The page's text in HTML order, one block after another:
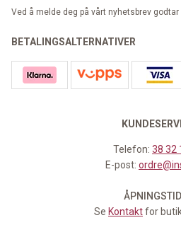
Ved å melde deg på vårt nyhetsbrev godtar
BETALINGSALTERNATIVER
Telefon: 38 32
E-post:
Se Kontaktfor